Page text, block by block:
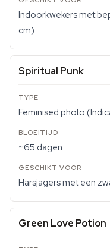
Indoorkwekers met
cm)
Spiritual Punk
Feminised photo
~65 dagen
Harsjagers met een
Green Love Potion